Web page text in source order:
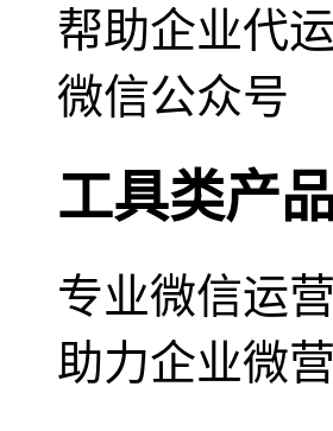
帮助企业代
微信公众号
工具类产
专业微信运
助力企业微